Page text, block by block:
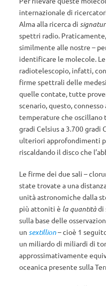
internazionale di
Alma alla ricerca di
spettri radio.
similmente alle nostre –
identificare le molecole.
radiotelescopio, infatti,
firme spettrali delle
quelle contate, tutte
scenario, questo,
temperature che oscillano
gradi Celsius a 3.700 gradi
ulteriori approfondimenti
riscaldando il disco che
Le firme dei due sali –
state trovate a una
unità astronomiche dalla
più attoniti è la quantitàdi
sulla base delle
un sextillion– cioè 1
un miliardo di miliardi di
approssimativamente
oceanica presente sulla